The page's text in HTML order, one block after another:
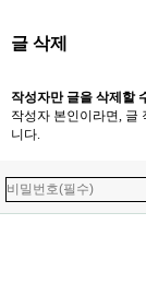
글 삭제
작성자만 글을 삭제할
작성자 본인이라면, 글
니다.